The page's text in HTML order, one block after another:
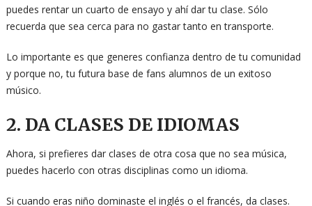
puedes rentar un cuarto de ensayo y ahí dar tu clase. Sólo
recuerda que sea cerca para no gastar tanto en transporte.
Lo importante es que generes confianza dentro de tu comunidad
y porque no, tu futura base de fans alumnos de un exitoso
músico.
2. DA CLASES DE IDIOMAS
Ahora, si prefieres dar clases de otra cosa que no sea música,
puedes hacerlo con otras disciplinas como un idioma.
Si cuando eras niño dominaste el inglés o el francés, da clases.